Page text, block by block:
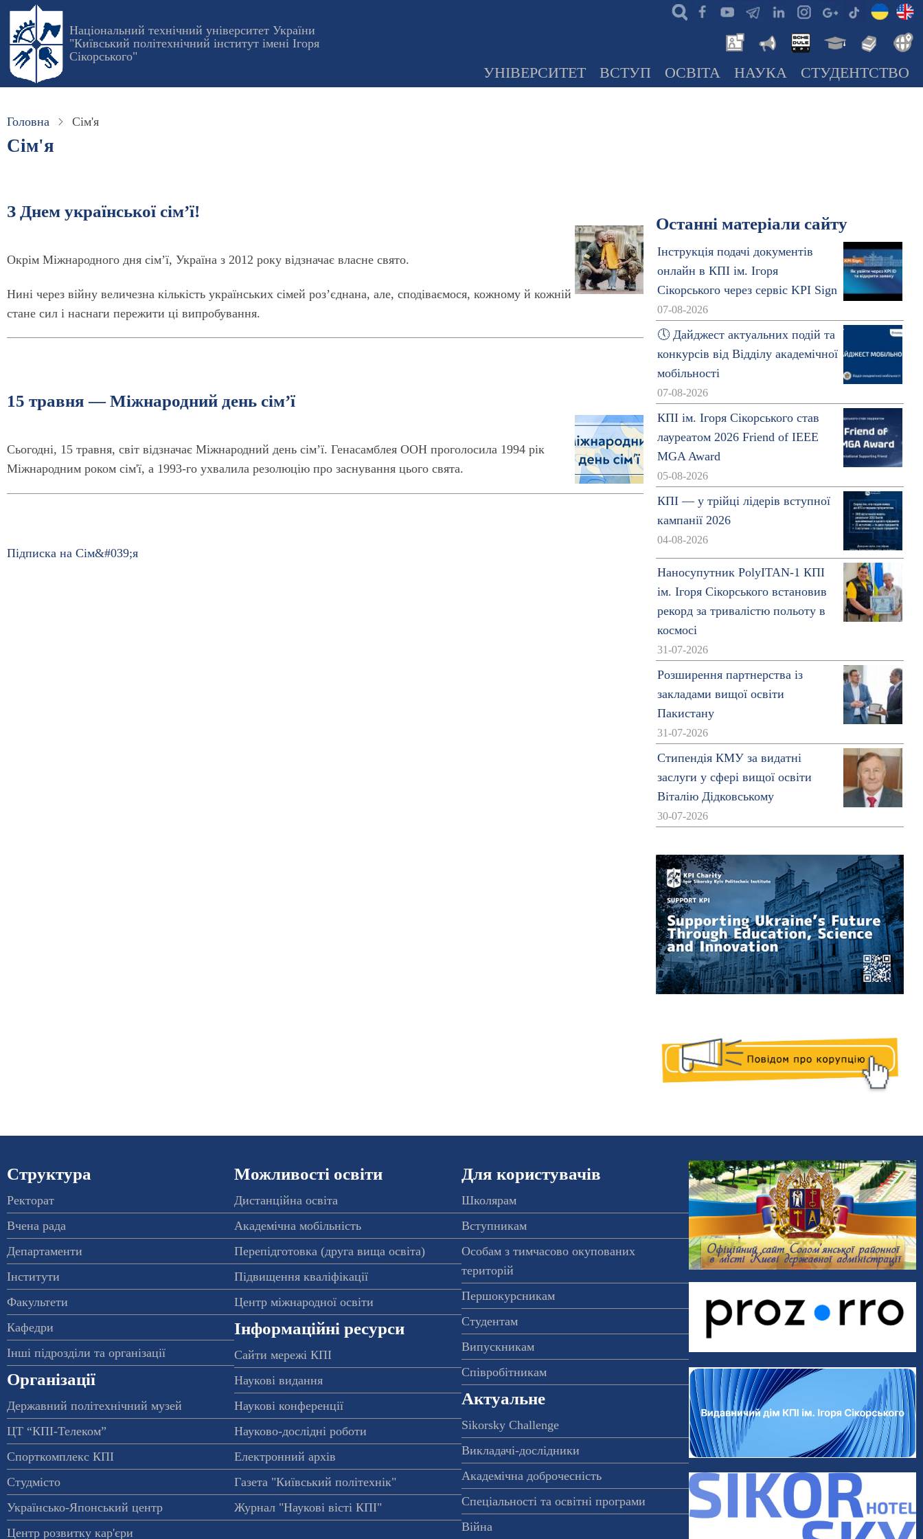
Перейти
основного
вмісту
Національний технічний університет України
"Київський політехнічний інститут імені Ігоря
Сікорського"
УНІВЕРСИТЕТ ВСТУП ОСВІТА НАУКА СТУДЕНТСТВО
Головна Сім'я
Сім'я
З Днем української сім’ї!
Окрім Міжнародного дня сім’ї, Україна з 2012 року відзначає власне свято.
Нині через війну величезна кількість українських сімей роз’єднана, але, сподіваємося, кожному й кожній
стане сил і наснаги пережити ці випробування.
15 травня — Міжнародний день сімʼї
Сьогодні, 15 травня, світ відзначає Міжнародний день сім’ї. Генасамблея ООН проголосила 1994 рік
Міжнародним роком сім'ї, а 1993-го ухвалила резолюцію про заснування цього свята.
Підписка на Сім&#039;я
Останні матеріали сайту
Інструкція подачі документів
онлайн в КПІ ім. Ігоря
Сікорського через сервіс KPI Sign
07-08-2026
🕔 Дайджест актуальних подій та
конкурсів від Відділу академічної
мобільності
07-08-2026
КПІ ім. Ігоря Сікорського став
лауреатом 2026 Friend of IEEE
MGA Award
05-08-2026
КПІ — у трійці лідерів вступної
кампанії 2026
04-08-2026
Наносупутник PolyITAN-1 КПІ
ім. Ігоря Сікорського встановив
рекорд за тривалістю польоту в
космосі
31-07-2026
Розширення партнерства із
закладами вищої освіти
Пакистану
31-07-2026
Стипендія КМУ за видатні
заслуги у сфері вищої освіти
Віталію Дідковському
30-07-2026
Структура
Ректорат
Вчена рада
Департаменти
Інститути
Факультети
Кафедри
Інші підрозділи та організації
Організації
Державний політехнічний музей
ЦТ “КПІ-Телеком”
Спорткомплекс КПІ
Студмісто
Українсько-Японський центр
Центр розвитку кар'єри
Можливості освіти
Дистанційна освіта
Академічна мобільність
Перепідготовка (друга вища освіта)
Підвищення кваліфікації
Центр міжнародної освіти
Інформаційні ресурси
Сайти мережі КПІ
Наукові видання
Наукові конференції
Науково-дослідні роботи
Електронний архів
Газета "Київський політехнік"
Журнал "Наукові вісті КПІ"
Для користувачів
Школярам
Вступникам
Особам з тимчасово окупованих
територій
Першокурсникам
Студентам
Випускникам
Співробітникам
Актуальне
Sikorsky Challenge
Викладачі-дослідники
Академічна доброчесність
Спеціальності та освітні програми
Війна